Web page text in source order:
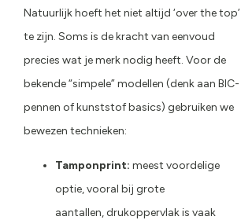
Natuurlijk hoeft het niet altijd ‘over the top’
te zijn. Soms is de kracht van eenvoud
precies wat je merk nodig heeft. Voor de
bekende “simpele” modellen (denk aan BIC-
pennen of kunststof basics) gebruiken we
bewezen technieken:
Tamponprint: meest voordelige
optie, vooral bij grote
aantallen, drukoppervlak is vaak